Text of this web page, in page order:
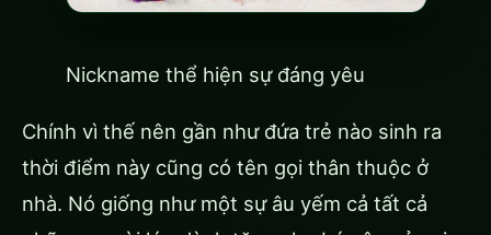
Nickname thể hiện sự đáng yêu
Chính vì thế nên gần như đứa trẻ nào sinh ra
thời điểm này cũng có tên gọi thân thuộc ở
nhà. Nó giống như một sự âu yếm cả tất cả